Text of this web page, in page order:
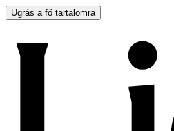
Ugrás a fő tartalomra